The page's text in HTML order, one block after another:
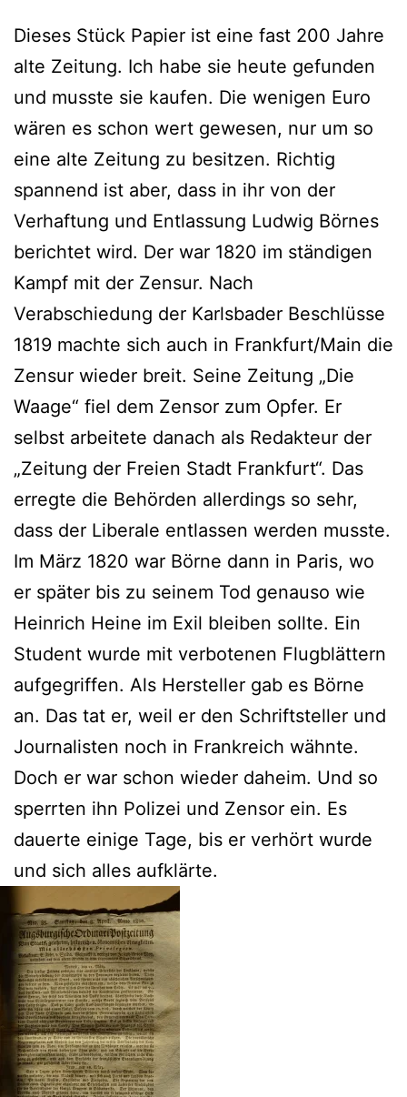
Dieses Stück Papier ist eine fast 200 Jahre
alte Zeitung. Ich habe sie heute gefunden
und musste sie kaufen. Die wenigen Euro
wären es schon wert gewesen, nur um so
eine alte Zeitung zu besitzen. Richtig
spannend ist aber, dass in ihr von der
Verhaftung und Entlassung Ludwig Börnes
berichtet wird. Der war 1820 im ständigen
Kampf mit der Zensur. Nach
Verabschiedung der Karlsbader Beschlüsse
1819 machte sich auch in Frankfurt/Main die
Zensur wieder breit. Seine Zeitung „Die
Waage“ fiel dem Zensor zum Opfer. Er
selbst arbeitete danach als Redakteur der
„Zeitung der Freien Stadt Frankfurt“. Das
erregte die Behörden allerdings so sehr,
dass der Liberale entlassen werden musste.
Im März 1820 war Börne dann in Paris, wo
er später bis zu seinem Tod genauso wie
Heinrich Heine im Exil bleiben sollte. Ein
Student wurde mit verbotenen Flugblättern
aufgegriffen. Als Hersteller gab es Börne
an. Das tat er, weil er den Schriftsteller und
Journalisten noch in Frankreich wähnte.
Doch er war schon wieder daheim. Und so
sperrten ihn Polizei und Zensor ein. Es
dauerte einige Tage, bis er verhört wurde
und sich alles aufklärte.